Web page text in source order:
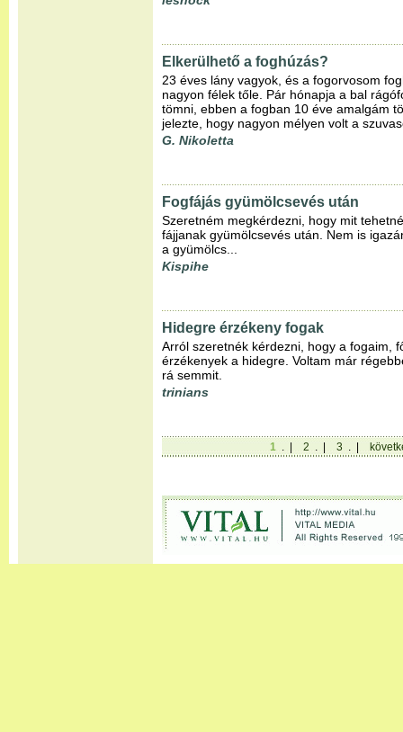
Elkerülhető a foghúzás?
23 éves lány vagyok, és a fogorvosom
nagyon félek tőle. Pár hónapja a bal
tömni, ebben a fogban 10 éve amalgám
jelezte, hogy nagyon mélyen volt a
G. Nikoletta
Fogfájás gyümölcsevés után
Szeretném megkérdezni, hogy mit
fájjanak gyümölcsevés után. Nem is
a gyümölcs...
Kispihe
Hidegre érzékeny fogak
Arról szeretnék kérdezni, hogy a fogaim,
érzékenyek a hidegre. Voltam már
rá semmit.
trinians
1 . | 2 . | 3 . |